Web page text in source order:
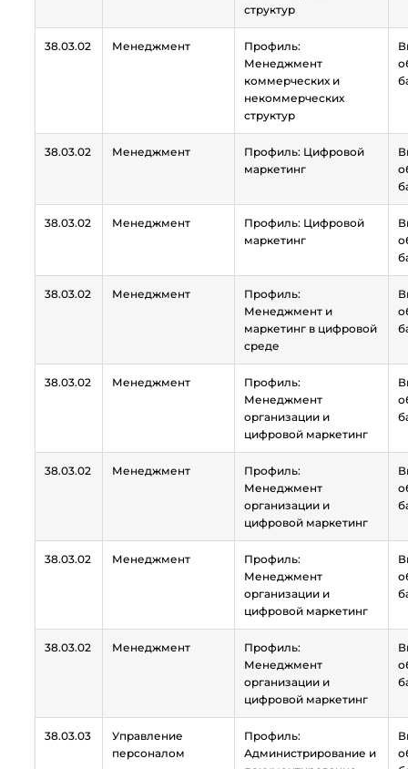
структур
38.03.02 Менеджмент
Профиль:
Менеджмент
коммерческих и
некоммерческих
структур
38.03.02 Менеджмент
Профиль: Цифровой
маркетинг
38.03.02 Менеджмент
Профиль: Цифровой
маркетинг
38.03.02 Менеджмент
Профиль:
Менеджмент и
маркетинг в цифровой
среде
38.03.02 Менеджмент
Профиль:
Менеджмент
организации и
цифровой маркетинг
38.03.02 Менеджмент
Профиль:
Менеджмент
организации и
цифровой маркетинг
38.03.02 Менеджмент
Профиль:
Менеджмент
организации и
цифровой маркетинг
38.03.02 Менеджмент
Профиль:
Менеджмент
организации и
цифровой маркетинг
38.03.03
Управление
персоналом
Профиль:
Администрирование и